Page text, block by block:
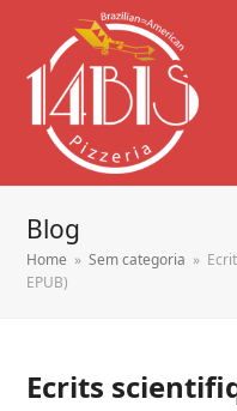
Blog
Home » Sem categoria »
EPUB)
Ecrits